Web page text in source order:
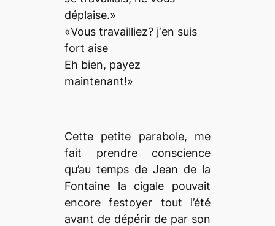
déplaise.»
«Vous travailliez? j‘en suis
fort aise
Eh bien, payez
maintenant!»
Cette petite parabole, me
fait prendre conscience
qu’au temps de Jean de la
Fontaine la cigale pouvait
encore festoyer tout l’été
avant de dépérir de par son